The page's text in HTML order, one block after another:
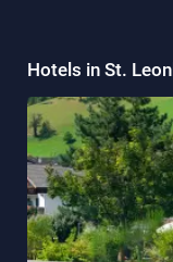
Hotels in St.